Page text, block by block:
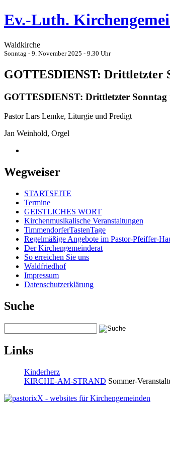
Ev.-Luth.
Waldkirche
Sonntag - 9. November 2025 - 9.30 Uhr
GOTTESDIENST: Drittletzter
GOTTESDIENST: Drittletzter
Pastor Lars Lemke, Liturgie und Predigt
Jan Weinhold, Orgel
Wegweiser
STARTSEITE
Termine
GEISTLICHES WORT
Kirchenmusikalische Veranstaltungen
TimmendorferTastenTage
Regelmäßige Angebote im Pastor-Pfeiffer-
Der Kirchengemeinderat
So erreichen Sie uns
Waldfriedhof
Impressum
Datenschutzerklärung
Suche
Links
Kinderherz
KIRCHE-AM-STRAND Sommer-